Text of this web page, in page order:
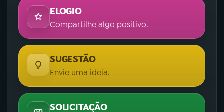
ELOGIO
Compartilhe algo positivo.
SUGESTÃO
Envie uma ideia.
SOLICITAÇÃO